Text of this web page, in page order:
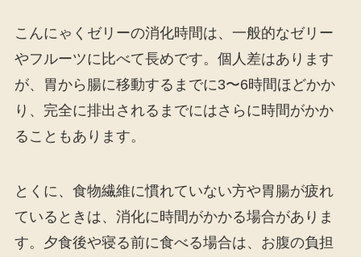
こんにゃくゼリーの消化時間は、一般的なゼリー
やフルーツに比べて長めです。個人差はあります
が、胃から腸に移動するまでに3〜6時間ほどかか
り、完全に排出されるまでにはさらに時間がかか
ることもあります。
とくに、食物繊維に慣れていない方や胃腸が疲れ
ているときは、消化に時間がかかる場合がありま
す。夕食後や寝る前に食べる場合は、お腹の負担